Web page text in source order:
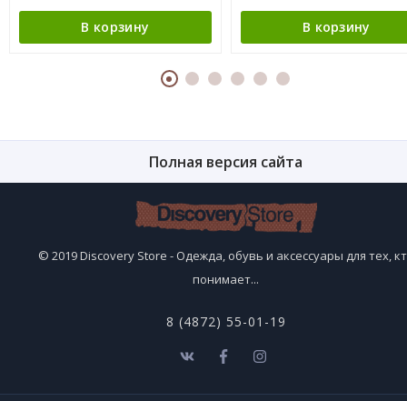
В корзину В корзину
Полная версия сайта
© 2019 Discovery Store - Одежда, обувь и аксессуары для тех,
понимает...
8 (4872) 55-01-19